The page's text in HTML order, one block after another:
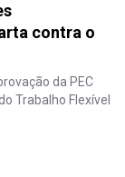
contra o
da PEC
Trabalho Flexível